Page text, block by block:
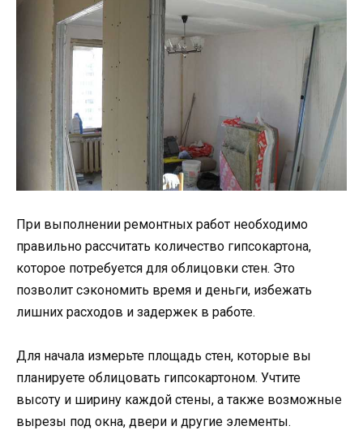
При выполнении ремонтных работ необходимо
правильно рассчитать количество гипсокартона,
которое потребуется для облицовки стен. Это
позволит сэкономить время и деньги, избежать
лишних расходов и задержек в работе.
Для начала измерьте площадь стен, которые вы
планируете облицовать гипсокартоном. Учтите
высоту и ширину каждой стены, а также возможные
вырезы под окна, двери и другие элементы.